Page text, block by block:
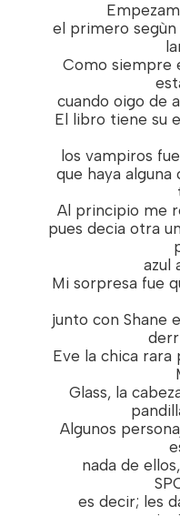
el primero
Como siempre
cuando oigo de
El libro tiene su
los vampiros
que haya alguna
Al principio me
pues decia otra
azul
Mi sorpresa fue
junto con Shane
Eve la chica
Glass, la
Algunos
nada de
es decir; les